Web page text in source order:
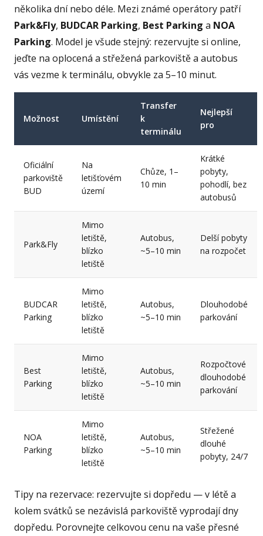
několika dní nebo déle. Mezi známé operátory patří
Park&Fly, BUDCAR Parking, Best Parking a NOA
Parking. Model je všude stejný: rezervujte si online,
jeďte na oplocená a střežená parkoviště a autobus
vás vezme k terminálu, obvykle za 5–10 minut.
Možnost Umístění
Transfer
k
terminálu
Nejlepší
pro
Oficiální
parkoviště
BUD
Na
letišťovém
území
Chůze, 1–
10 min
Krátké
pobyty,
pohodlí, bez
autobusů
Park&Fly
Mimo
letiště,
blízko
letiště
Autobus,
~5–10 min
Delší pobyty
na rozpočet
BUDCAR
Parking
Mimo
letiště,
blízko
letiště
Autobus,
~5–10 min
Dlouhodobé
parkování
Best
Parking
Mimo
letiště,
blízko
letiště
Autobus,
~5–10 min
Rozpočtové
dlouhodobé
parkování
NOA
Parking
Mimo
letiště,
blízko
letiště
Autobus,
~5–10 min
Střežené
dlouhé
pobyty, 24/7
Tipy na rezervace: rezervujte si dopředu — v létě a
kolem svátků se nezávislá parkoviště vyprodají dny
dopředu. Porovnejte celkovou cenu na vaše přesné